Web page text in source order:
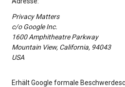
Privacy Matters
c/o Google Inc.
1600 Amphitheatre Parkway
Mountain View, California, 94043
USA
Erhält Google formale